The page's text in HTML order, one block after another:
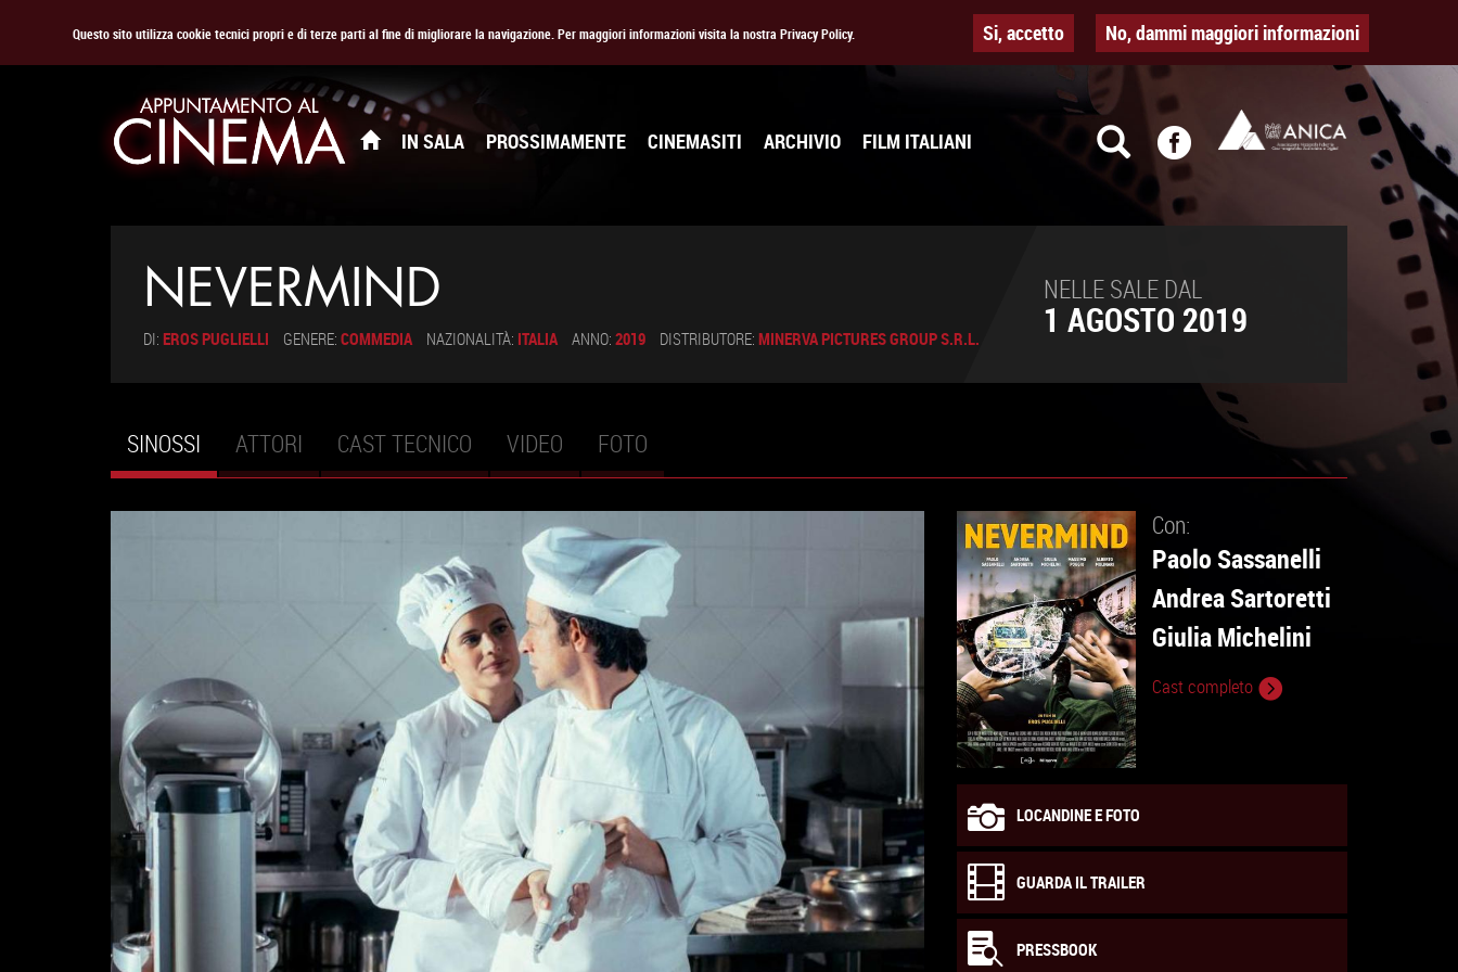
Questo sito utilizza cookie tecnici propri e di terze parti al fine di migliorare la navigazione. Per maggiori informazioni visita la nostra Privacy Policy. Si, accetto No, dammi maggiori informazioni
IN SALA PROSSIMAMENTE CINEMASITI ARCHIVIO FILM ITALIANI
NEVERMIND
DI: EROS PUGLIELLI GENERE: COMMEDIA NAZIONALITÀ: ITALIA ANNO: 2019 DISTRIBUTORE: MINERVA PICTURES GROUP S.R.L.
NELLE SALE DAL
1 AGOSTO 2019
Schede primarie
SINOSSI (SCHEDA
ATTIVA)
ATTORI CAST TECNICO VIDEO FOTO
Con:
Paolo Sassanelli
Andrea Sartoretti
Giulia Michelini
Cast completo
LOCANDINE E FOTO
GUARDA IL TRAILER
PRESSBOOK